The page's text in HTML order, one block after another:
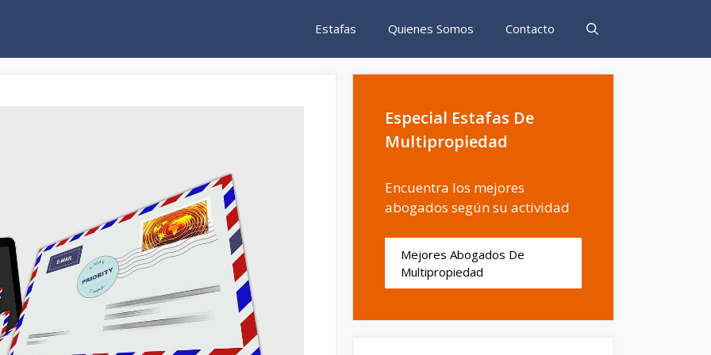
Estafas Quienes Somos Contacto
Especial Estafas De
Multipropiedad
Encuentra los mejores
abogados según su actividad
Mejores Abogados De
Multipropiedad